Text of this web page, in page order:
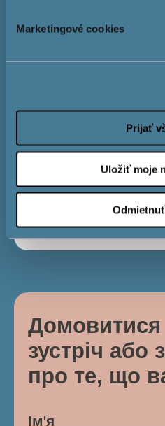
Marketingové cookies
Prijať
Uložiť moje
Процентна
Місячний
зустріч або
про те, що